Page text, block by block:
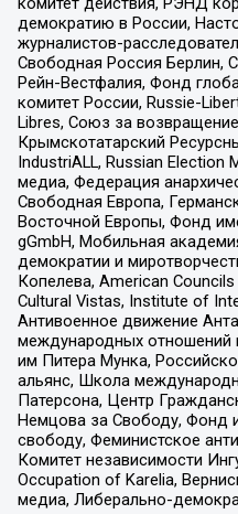
демократию в России,
журналистов-
Свободная Россия Берлин,
Рейн-Вестфалия, Фонд
комитет России, Russie-
Libres, Союз за
Крымскотатарский
IndustriALL, Russian Election
медиа, Федерация
Свободная Европа,
Восточной Европы, Фонд
gGmbH, Мобильная
демократии и
Копелева, American
Cultural Vistas, Institute of
Антивоенное движение
международных отношений
им Питера Мунка,
альянс, Школа
Патерсона, Центр
Немцова за Свободу, Фонд
свободу, Феминистское
Комитет независимости
Occupation of Karelia,
медиа, Либерально-